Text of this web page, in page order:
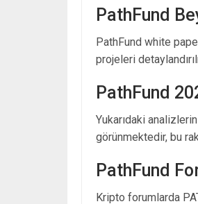
PathFund
PathFund white
projeleri
PathFund
Yukarıdaki
görünmektedir, bu
PathFund
Kripto forumlarda